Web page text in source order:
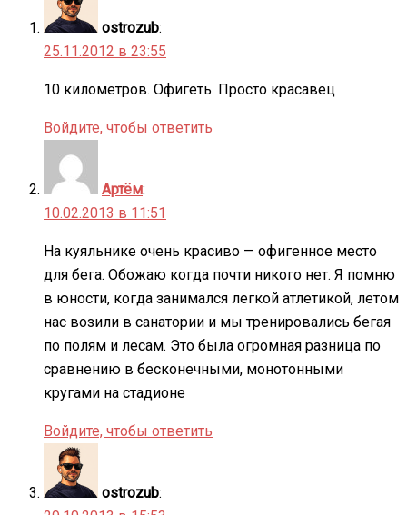
ostrozub:
25.11.2012 в 23:55
10 километров. Офигеть. Просто красавец
Войдите, чтобы ответить
Артём:
10.02.2013 в 11:51
На куяльнике очень красиво — офигенное место
для бега. Обожаю когда почти никого нет. Я помню
в юности, когда занимался легкой атлетикой, летом
нас возили в санатории и мы тренировались бегая
по полям и лесам. Это была огромная разница по
сравнению в бесконечными, монотонными
кругами на стадионе
Войдите, чтобы ответить
ostrozub: